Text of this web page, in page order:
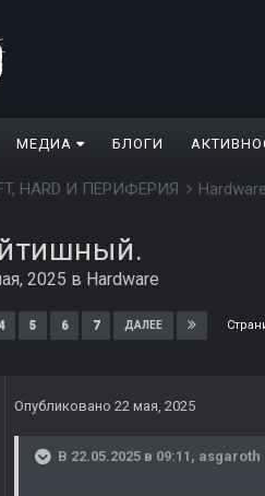
МЕДИА БЛОГИ
HARD И ПЕРИФЕРИЯ
2025 в Hardware
5 6 7 ДАЛЕЕ
Опубликовано 22 мая, 2025
В 22.05.2025 в 09:11, asgaroth